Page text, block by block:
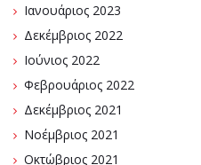
Ιανουάριος 2023
Δεκέμβριος 2022
Ιούνιος 2022
Φεβρουάριος 2022
Δεκέμβριος 2021
Νοέμβριος 2021
Οκτώβριος 2021